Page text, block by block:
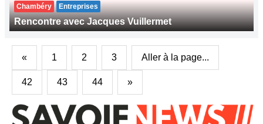
Chambéry Entreprises
Rencontre avec Jacques Vuillermet
« 1 2 3 Aller à la page...
42 43 44 »